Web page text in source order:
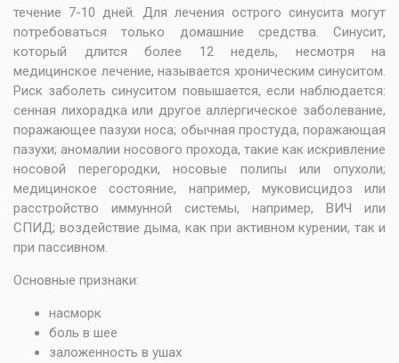
течение 7-10 дней. Для лечения острого синусита могут
потребоваться только домашние средства. Синусит,
который длится более 12 недель, несмотря на
медицинское лечение, называется хроническим синуситом.
Риск заболеть синуситом повышается, если наблюдается:
сенная лихорадка или другое аллергическое заболевание,
поражающее пазухи носа; обычная простуда, поражающая
пазухи; аномалии носового прохода, такие как искривление
носовой перегородки, носовые полипы или опухоли;
медицинское состояние, например, муковисцидоз или
расстройство иммунной системы, например, ВИЧ или
СПИД; воздействие дыма, как при активном курении, так и
при пассивном.
Основные признаки:
насморк
боль в шее
заложенность в ушах